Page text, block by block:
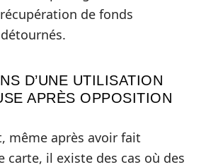
de fonds
D’UNE UTILISATION
APRÈS OPPOSITION
même après avoir fait
carte, il existe des cas où des